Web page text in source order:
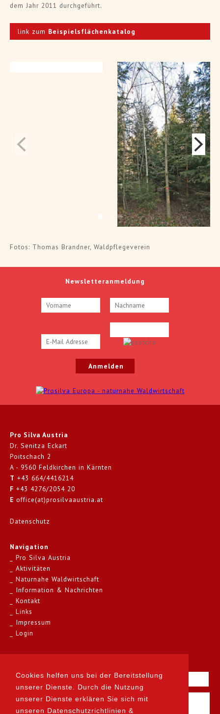
Cookies helfen uns bei der Bereitstellung
unserer Dienste. Durch die Nutzung
unserer Dienste erklären Sie sich mit
unseren Datenschutzrichtlinien &
dem Jahr 2011 durchgeführt.
link zum Beispielsflächenkatalog
Fotos: Thomas Brandner, Waldpflegeverein
Newsletteranmeldung
Pro Silva Austria
Dr. Senitza Eckart
Poitschach 2
A - 9560 Feldkirchen in Kärnten
T +43 664/4416214
F +43 4276/2054 20
E office(at)prosilvaaustria.at
Datenschutz
Navigation
Pro Silva Austria
Aktivitäten
Naturnahe Waldwirtschaft
Information & Nachrichten
Kontakt
Links
Impressum
Login